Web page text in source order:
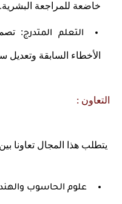
خاضعة للمراجعة البشرية.
التعلم المتدرج:
الأخطاء السابقة وتعديل
التعاون :
يتطلب هذا المجال تعاونا
علوم الحاسوب